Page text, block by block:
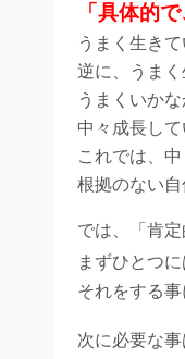
「具体的
うまく生き
逆に、うま
うまくいか
中々成長し
これでは、
根拠のない
では、「肯
まずひとつに
それをする
次に必要な事